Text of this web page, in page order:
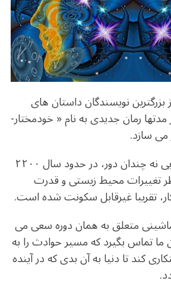
o
o
k
m p
p
بزرگترین نویسندگان داستان های
مدتها رمان جدیدی به نام « خودمختار-
سازد.
تصور کنید در آینده ایی نه چندان دور، در حدود سال ۲۲۰۰
تغییرات محیط زیستی و قدرت
تقریبا غیرقابل سکونت شده است.
متعلق به همان دوره سعی می
ما تماس بگیرد که مسیر حوادث را به
کند تا دنیا به آن بدی که در آینده